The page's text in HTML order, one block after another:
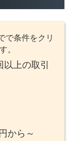
で条件をクリ
。
以上の取引
から～